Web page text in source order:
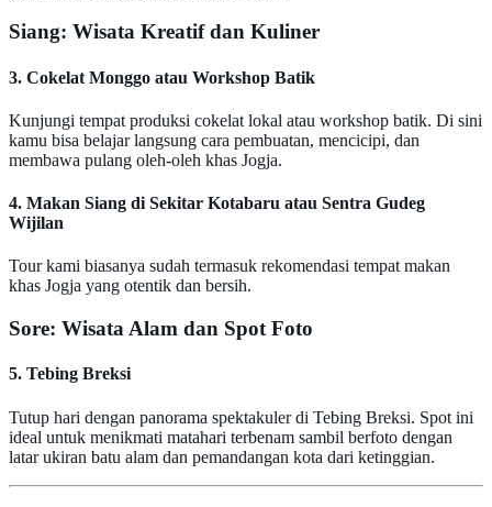
Siang: Wisata Kreatif dan Kuliner
3. Cokelat Monggo atau Workshop Batik
Kunjungi tempat produksi cokelat lokal atau workshop batik. Di sini
kamu bisa belajar langsung cara pembuatan, mencicipi, dan
membawa pulang oleh-oleh khas Jogja.
4. Makan Siang di Sekitar Kotabaru atau Sentra Gudeg
Wijilan
Tour kami biasanya sudah termasuk rekomendasi tempat makan
khas Jogja yang otentik dan bersih.
Sore: Wisata Alam dan Spot Foto
5. Tebing Breksi
Tutup hari dengan panorama spektakuler di Tebing Breksi. Spot ini
ideal untuk menikmati matahari terbenam sambil berfoto dengan
latar ukiran batu alam dan pemandangan kota dari ketinggian.